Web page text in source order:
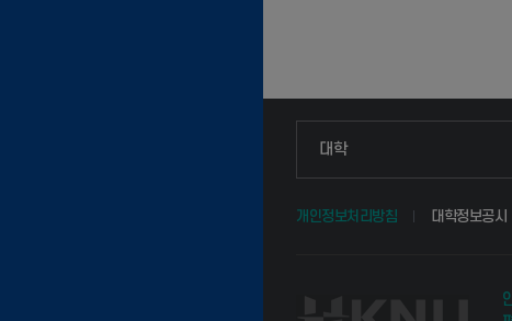
대학
인문융합공공인재학부
법경영학부
개인정보처리방침 대학정보공시